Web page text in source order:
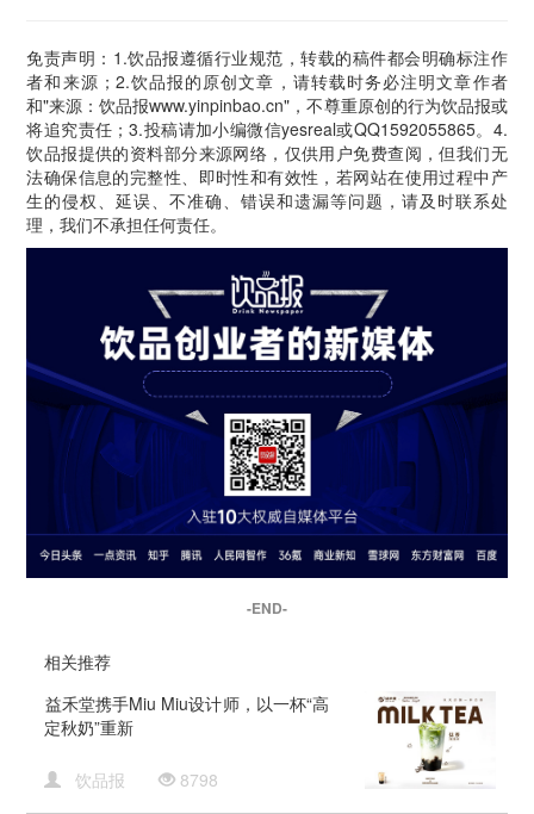
免责声明：1.饮品报遵循行业规范，转载的稿件都会明确标注作
者和来源；2.饮品报的原创文章，请转载时务必注明文章作者
和"来源：饮品报www.yinpinbao.cn"，不尊重原创的行为饮品报或
将追究责任；3.投稿请加小编微信yesreal或QQ1592055865。4.
饮品报提供的资料部分来源网络，仅供用户免费查阅，但我们无
法确保信息的完整性、即时性和有效性，若网站在使用过程中产
生的侵权、延误、不准确、错误和遗漏等问题，请及时联系处
理，我们不承担任何责任。
-END-
相关推荐
​益禾堂携手Miu Miu设计师，以一杯“高
定秋奶”重新
饮品报 8798